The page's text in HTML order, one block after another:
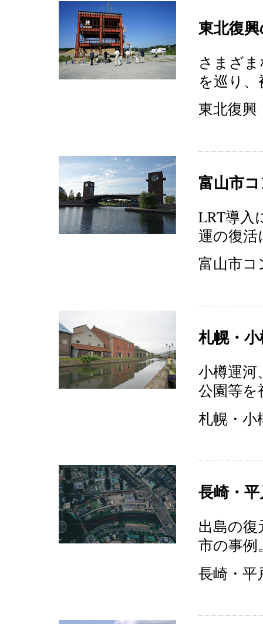
東北復
さまざ
を巡り
東北復興
富山市
LRT導入
運の復
富山市コ
札幌・
小樽運河
公園等を
札幌・小
長崎・
出島の
市の事例
長崎・平